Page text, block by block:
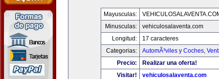
Mayusculas:
Minusculas:
vehiculosalaventa.com
Longitud:
17 caracteres
Categorias:
AutomÃ³viles y Coches,
Precio:
Realizar una oferta!
Visitar!
vehiculosalaventa.com